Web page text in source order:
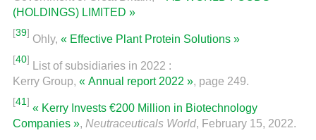
(HOLDINGS) LIMITED »
[39]
Ohly, « Effective Plant Protein Solutions »
[40]
List of subsidiaries in 2022 :
Kerry Group, « Annual report 2022 », page 249.
[41]
« Kerry Invests €200 Million in Biotechnology
Companies », Neutraceuticals World, February 15, 2022.